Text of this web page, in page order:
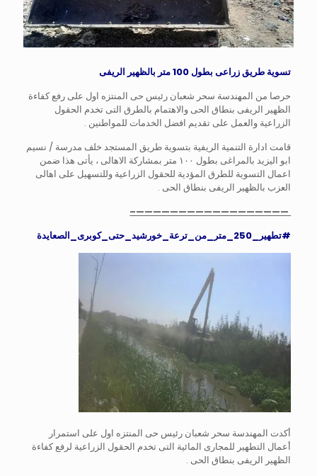
تسوية طريق زراعى بطول 100 متر بالظهير الريفى
حرصا من المهندسة سحر شعبان رئيس حى المنتزه اول على رفع كفاءة
الظهير الريفى بنطاق الحى والاهتمام بالطرق التى تخدم الحقول
الزراعية والعمل على تقديم افضل الخدمات للمواطنين .
قامت ادارة التنمية الريفية بتسوية طريق المستجد خلف مدرسة / نسيم
ابو اليزيد بالمراغى بطول ١٠٠ متر بمشاركة الاهالى ، يأتى هذا ضمن
اعمال التسوية للطرق المؤدية للحقول الزراعية وللتسهيل على اهالى
العزب بالظهير الريفى بنطاق الحى .
——————————————————–
#تطهير_250_متر_من_ترعة_خورشيد_حتى_كوبرى_الصعايدة
أكدت المهندسة سحر شعبان رئيس حى المنتزه اول على استمرار
أعمال التطهير للمجارى المائية التى تخدم الحقول الزراعية لرفع كفاءة
الظهير الريفى بنطاق الحى .